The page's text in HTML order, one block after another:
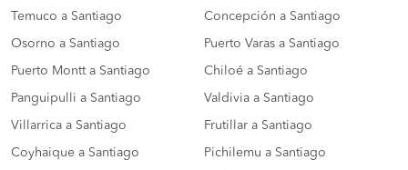
Temuco a Santiago Concepción a Santiago
Osorno a Santiago Puerto Varas a Santiago
Puerto Montt a Santiago Chiloé a Santiago
Panguipulli a Santiago Valdivia a Santiago
Villarrica a Santiago Frutillar a Santiago
Coyhaique a Santiago Pichilemu a Santiago